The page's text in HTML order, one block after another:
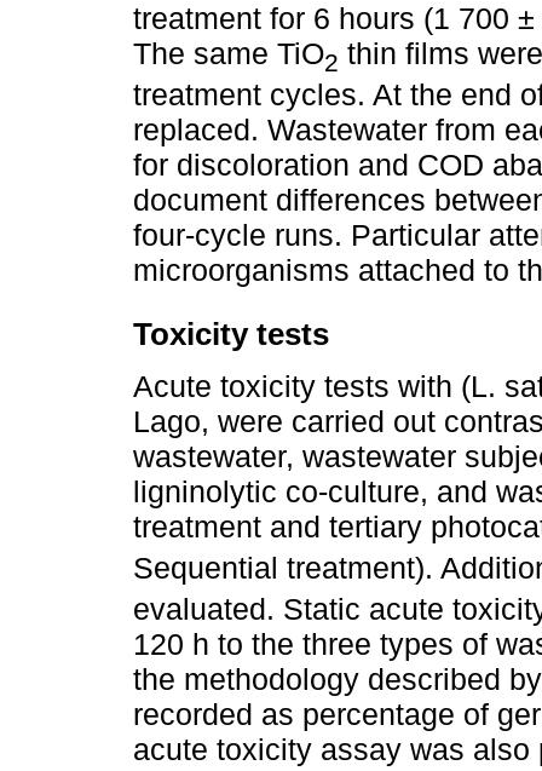
treatment for 6 hours (1 700
The same TiO2 thin films
treatment cycles. At the end
replaced. Wastewater from
for discoloration and COD
document differences
four-cycle runs. Particular
microorganisms attached to
Toxicity tests
Acute toxicity tests with (L.
Lago, were carried out
wastewater, wastewater
ligninolytic co-culture, and
treatment and tertiary
Sequential treatment).
evaluated. Static acute
120 h to the three types of
the methodology described
recorded as percentage of
acute toxicity assay was